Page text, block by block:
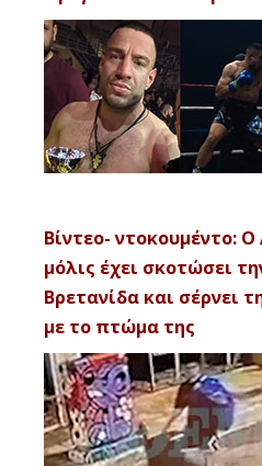
Βίντεο- ντοκουμέντο:
μόλις έχει σκοτώσει
Βρετανίδα και σέρνει
με το πτώμα της